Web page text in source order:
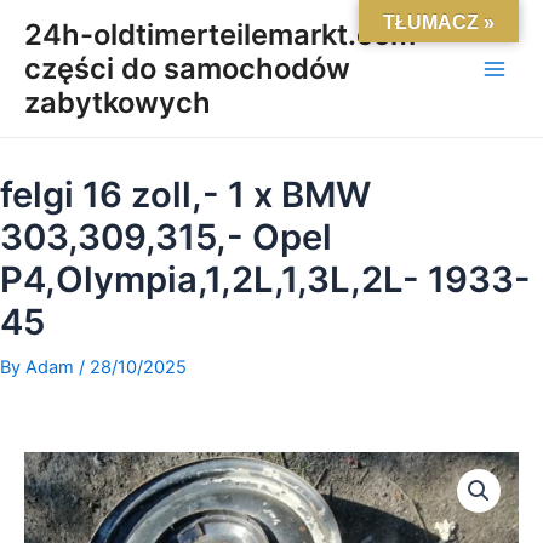
content
24h-oldtimerteilemarkt.com-
części do samochodów
zabytkowych
Main
felgi 16 zoll,- 1 x BMW
303,309,315,- Opel
P4,Olympia,1,2L,1,3L,2L- 1933-
45
By Adam / 28/10/2025
ilość
felgi
16
zoll,-
TŁUMACZ »